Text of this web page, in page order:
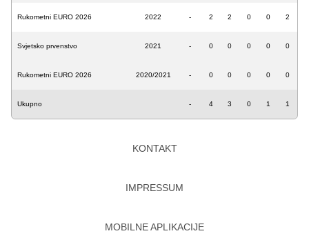
Rukometni EURO 2026 2022 - 2 2 0 0 2
Svjetsko prvenstvo 2021 - 0 0 0 0 0
Rukometni EURO 2026 2020/2021 - 0 0 0 0 0
Ukupno - 4 3 0 1 1
KONTAKT
IMPRESSUM
MOBILNE APLIKACIJE